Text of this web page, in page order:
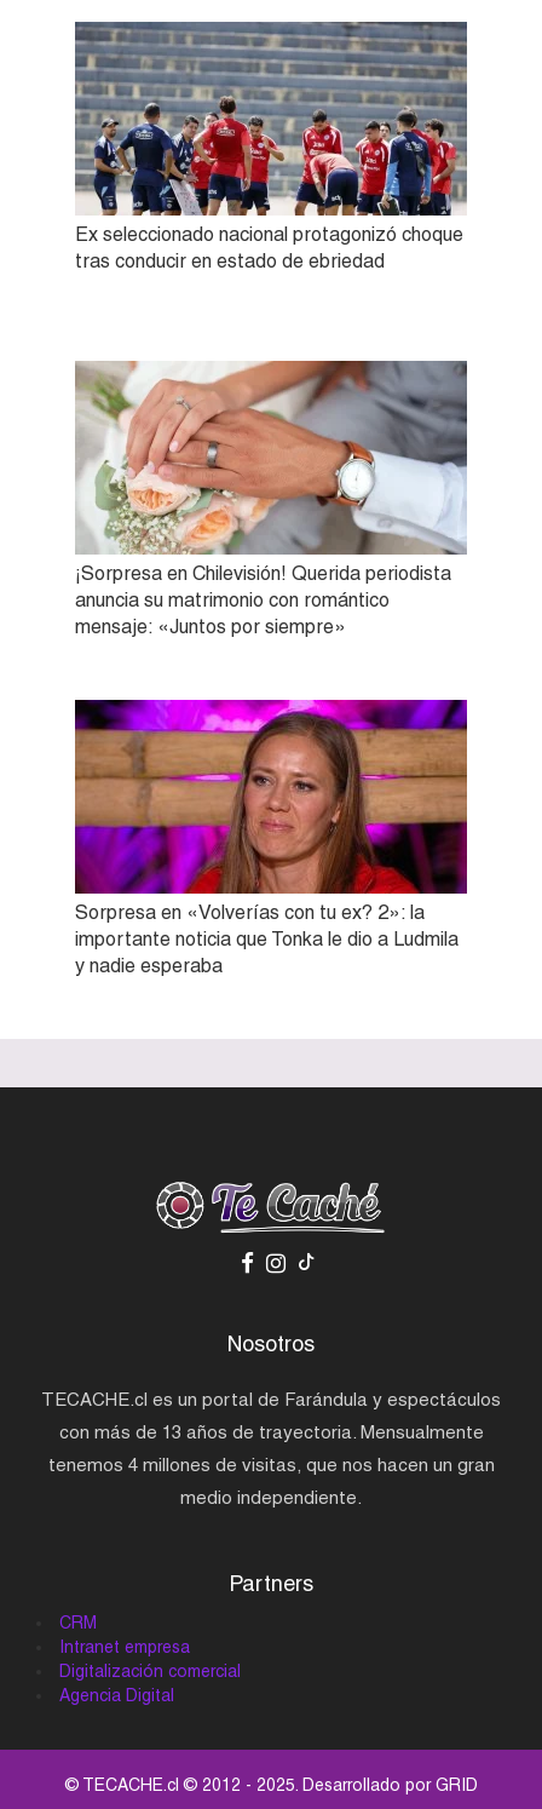
Ex seleccionado nacional protagonizó choque
tras conducir en estado de ebriedad
¡Sorpresa en Chilevisión! Querida periodista
anuncia su matrimonio con romántico
mensaje: «Juntos por siempre»
Sorpresa en «Volverías con tu ex? 2»: la
importante noticia que Tonka le dio a Ludmila
y nadie esperaba
Nosotros
TECACHE.cl es un portal de Farándula y espectáculos
con más de 13 años de trayectoria. Mensualmente
tenemos 4 millones de visitas, que nos hacen un gran
medio independiente.
Partners
CRM
Intranet empresa
Digitalización comercial
Agencia Digital
© TECACHE.cl © 2012 - 2025. Desarrollado porGRID